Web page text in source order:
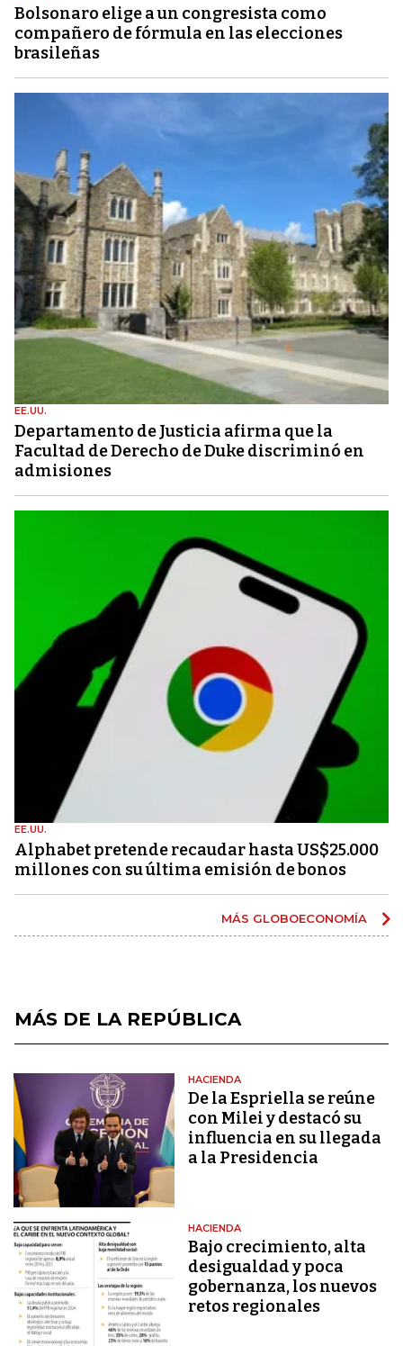
Bolsonaro elige a un congresista como
compañero de fórmula en las elecciones
brasileñas
EE.UU.
Departamento de Justicia afirma que la
Facultad de Derecho de Duke discriminó en
admisiones
EE.UU.
Alphabet pretende recaudar hasta US$25.000
millones con su última emisión de bonos
MÁS GLOBOECONOMÍA
MÁS DE LA REPÚBLICA
HACIENDA
De la Espriella se reúne
con Milei y destacó su
influencia en su llegada
a la Presidencia
HACIENDA
Bajo crecimiento, alta
desigualdad y poca
gobernanza, los nuevos
retos regionales